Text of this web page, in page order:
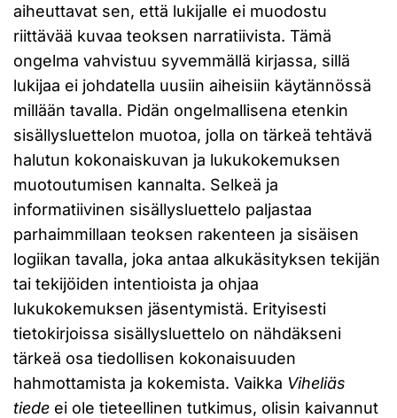
aiheuttavat sen, että lukijalle ei muodostu
riittävää kuvaa teoksen narratiivista. Tämä
ongelma vahvistuu syvemmällä kirjassa, sillä
lukijaa ei johdatella uusiin aiheisiin käytännössä
millään tavalla. Pidän ongelmallisena etenkin
sisällysluettelon muotoa, jolla on tärkeä tehtävä
halutun kokonaiskuvan ja lukukokemuksen
muotoutumisen kannalta. Selkeä ja
informatiivinen sisällysluettelo paljastaa
parhaimmillaan teoksen rakenteen ja sisäisen
logiikan tavalla, joka antaa alkukäsityksen tekijän
tai tekijöiden intentioista ja ohjaa
lukukokemuksen jäsentymistä. Erityisesti
tietokirjoissa sisällysluettelo on nähdäkseni
tärkeä osa tiedollisen kokonaisuuden
hahmottamista ja kokemista. Vaikka Viheliäs
tiede ei ole tieteellinen tutkimus, olisin kaivannut